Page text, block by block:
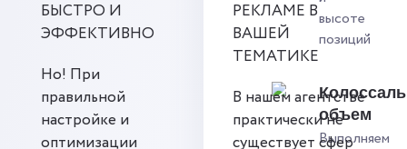
высоте
позиций
объем
Выполняем
БЫСТРО И
ЭФФЕКТИВНО
Но! При
правильной
настройке и
оптимизации
РЕКЛАМЕ В
ВАШЕЙ
ТЕМАТИКЕ
В нашем агентстве
практически не
существует сфер